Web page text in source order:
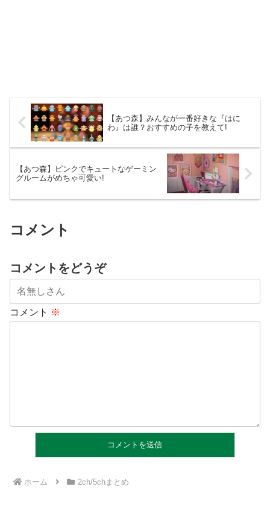
【あつ森】みんなが一番好きな『はに
わ』は誰？おすすめの子を教えて!
【あつ森】ピンクでキュートなゲーミン
グルームがめちゃ可愛い!
コメント
コメントをどうぞ
コメント ※
ホーム 2ch/5chまとめ